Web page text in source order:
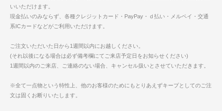
いいただけます。
現金払いのみならず、各種クレジットカード・PayPay・ｄ払い・メルペイ・交通
系ICカードなどがご利用いただけます。
ご注文いただいた日から1週間以内にお越しください。
(それ以後になる場合は必ず備考欄にてご来店予定日をお知らせください)
1週間以内のご来店、ご連絡のない場合、キャンセル扱いとさせていただきます。
※全て一点物という特性上、他のお客様のためにもとりあえずキープとしてのご注
文は固くお断りいたします。